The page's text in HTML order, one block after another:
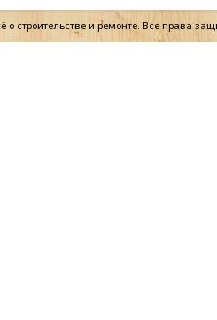
о строительстве и ремонте. Все права